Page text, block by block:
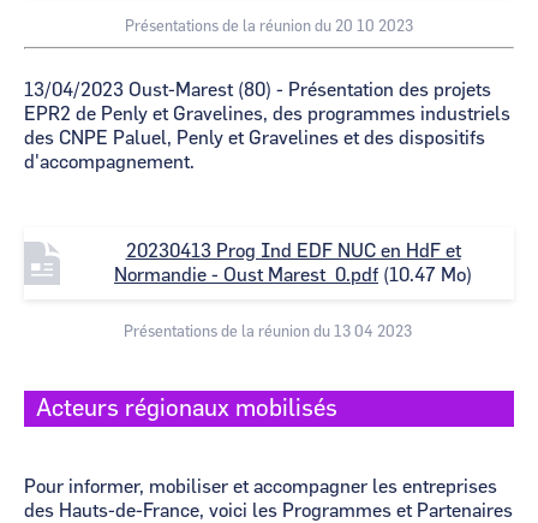
Présentations de la réunion du 20 10 2023
13/04/2023 Oust-Marest (80) - Présentation des projets
EPR2 de Penly et Gravelines, des programmes industriels
des CNPE Paluel, Penly et Gravelines et des dispositifs
d'accompagnement.
20230413 Prog Ind EDF NUC en HdF et
Normandie - Oust Marest_0.pdf (10.47 Mo)
Présentations de la réunion du 13 04 2023
Acteurs régionaux mobilisés
Pour informer, mobiliser et accompagner les entreprises
des Hauts-de-France, voici les Programmes et Partenaires